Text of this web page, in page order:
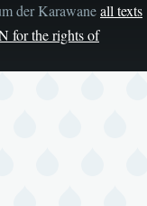
der Karawaneall texts
for the rights of